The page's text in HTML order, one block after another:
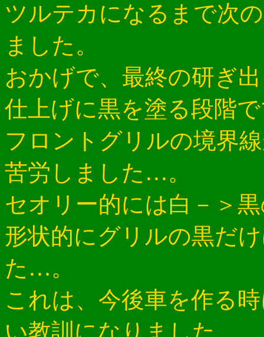
ツルテカになるまで次
ました。
おかげで、最終の研ぎ
仕上げに黒を塗る段階
フロントグリルの境界
苦労しました…。
セオリー的には白－＞
形状的にグリルの黒だ
た…。
これは、今後車を作る
い教訓になりました。